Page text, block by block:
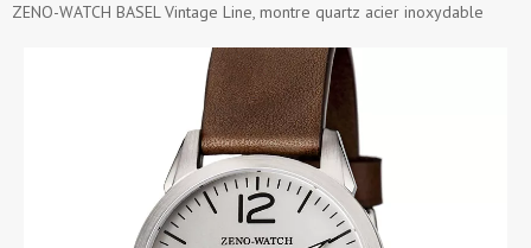
ZENO-WATCH BASEL Vintage Line, montre quartz acier inoxydable